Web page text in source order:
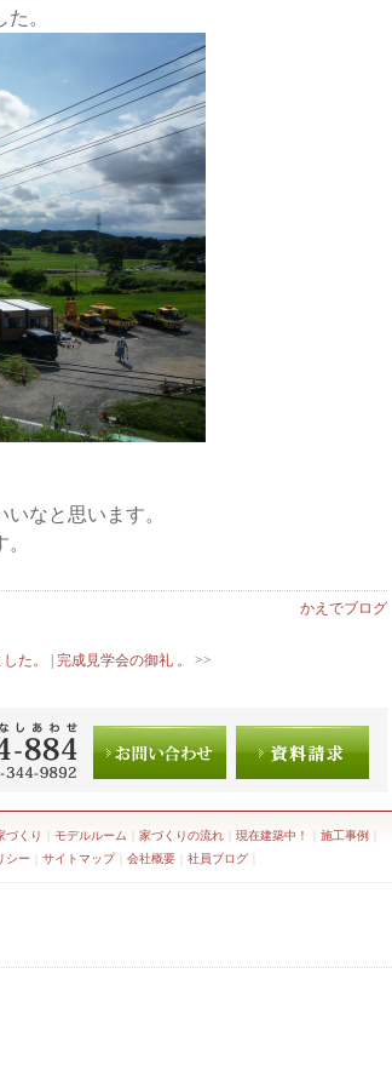
。
なと思います。
かえでブログ
た。 完成見学会の御礼 。 >>
づくり モデルルーム 家づくりの流れ 現在建築中！ 施工事例
シー サイトマップ｜ 会社概要 社員ブログ